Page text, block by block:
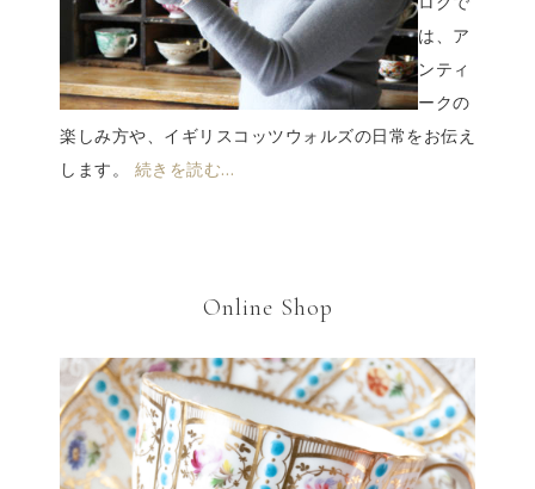
は、ア
ンティ
ークの
楽しみ方や、イギリスコッツウォルズの日常をお伝え
します。 続きを読む…
Online Shop